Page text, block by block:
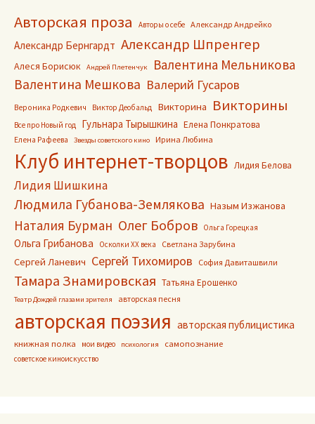
Авторская проза Авторы о себе Александр Андрейко
Александр Бернгардт Александр Шпренгер
Алеся Борисюк Андрей Плетенчук
Валентина Мельникова
Валентина Мешкова Валерий Гусаров
Вероника Родкевич Виктор Деобальд Викторина Викторины
Все про Новый год Гульнара Тырышкина Елена Понкратова
Елена Рафеева Звезды советского кино Ирина Любина
Клуб интернет-творцов Лидия Белова
Лидия Шишкина
Людмила Губанова-Землякова Назым Изжанова
Наталия Бурман Олег Бобров Ольга Горецкая
Ольга Грибанова Осколки ХХ века Светлана Зарубина
Сергей Ланевич Сергей Тихомиров София Давиташвили
Тамара Знамировская Татьяна Ерошенко
Театр Дождей глазами зрителя авторская песня
авторская поэзия авторская публицистика
книжная полка мои видео психология самопознание
советское киноискусство